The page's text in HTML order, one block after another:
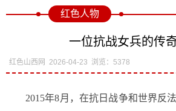
红色人物
一位抗战女兵的传
红色山西网 2026-04-23 浏览：5378
2015年8月，在抗日战争和世界反